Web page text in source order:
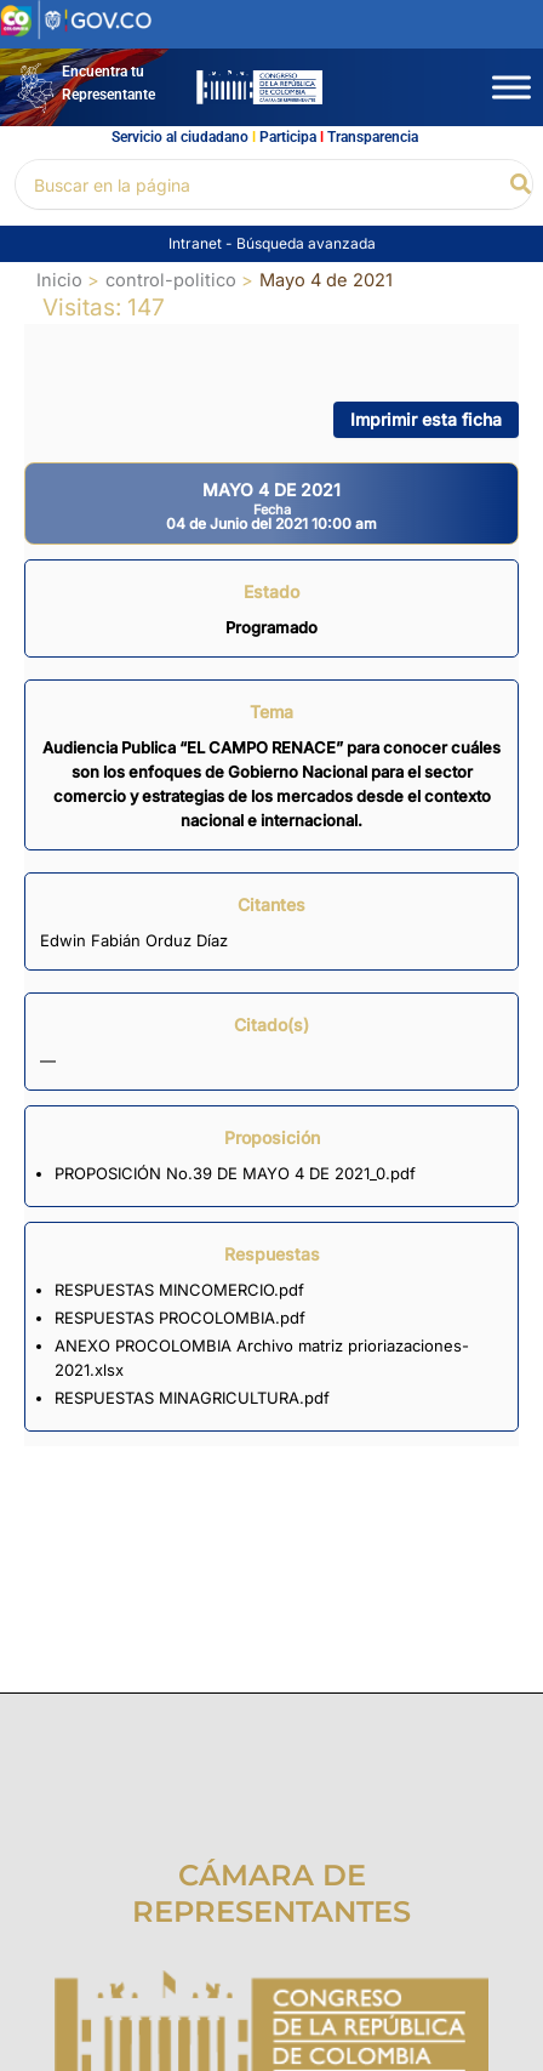
Ir
al
contenidoEncuentra tu
Representante
Servicio al ciudadano l Participal Transparencia
por:
Intranet - Búsqueda avanzada
Inicio control-politico Mayo 4 de 2021
Visitas: 147
Imprimir esta ficha
MAYO 4 DE 2021
Fecha
04 de Junio del 2021 10:00 am
Estado
Programado
Tema
Audiencia Publica “EL CAMPO RENACE” para conocer cuáles
son los enfoques de Gobierno Nacional para el sector
comercio y estrategias de los mercados desde el contexto
nacional e internacional.
Citantes
Edwin Fabián Orduz Díaz
Citado(s)
—
Proposición
PROPOSICIÓN No.39 DE MAYO 4 DE 2021_0.pdf
Respuestas
RESPUESTAS MINCOMERCIO.pdf
RESPUESTAS PROCOLOMBIA.pdf
ANEXO PROCOLOMBIA Archivo matriz prioriazaciones-
2021.xlsx
RESPUESTAS MINAGRICULTURA.pdf
CÁMARA DE
REPRESENTANTES